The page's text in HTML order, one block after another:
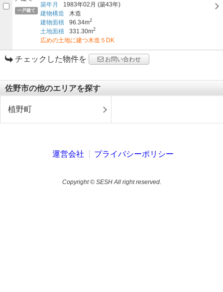
一戸建て
築年月 1983年02月 (築43年)
建物構造
木造
建物面積
96.34m2
土地面積 331.30m2
広めの土地に建つ木造５DK
チェックした物件を お問い合わせ
佐野市の他のエリアを探す
植野町
運営会社 プライバシーポリシー
Copyright © SESH All right reserved.